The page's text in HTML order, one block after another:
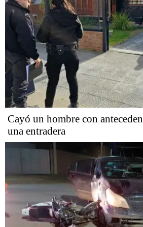
Cayó un hombre con
una entradera